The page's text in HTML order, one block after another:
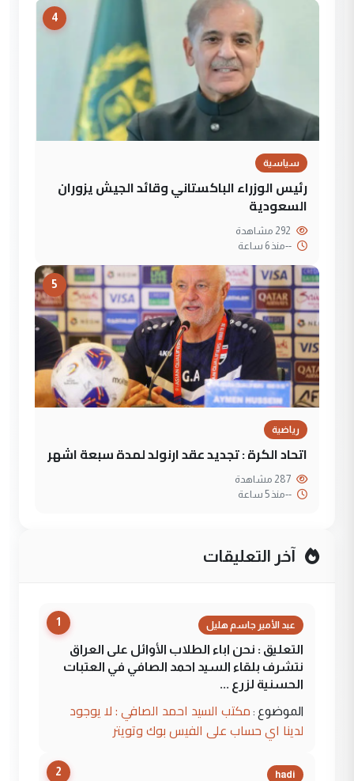
4
سياسية
رئيس الوزراء الباكستاني وقائد الجيش يزوران
السعودية
--منذ 6 ساعة
5
رياضية
اتحاد الكرة : تجديد عقد ارنولد لمدة سبعة اشهر
--منذ 5 ساعة
آخر التعليقات
1 عبد الأمير جاسم هليل
التعليق : نحن اباء الطلاب الأوائل على العراق
نتشرف بلقاء السيد احمد الصافي في العتبات
الحسنية لزرع ...
الموضوع : مكتب السيد احمد الصافي : لا يوجود
لدينا اي حساب على الفيس بوك وتويتر
2 hadi